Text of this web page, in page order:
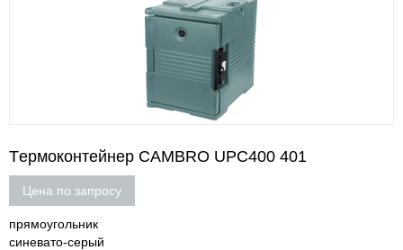
Tермоконтейнер CAMBRO UPC400 401
Цена по запросу
прямоугольник
синевато-серый